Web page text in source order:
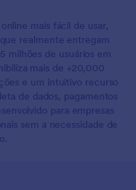
mais fácil de usar,
realmente entregam
milhões de usuários em
mais de +20,000
e um intuitivo recurso
de dados, pagamentos
para empresas
sem a necessidade de